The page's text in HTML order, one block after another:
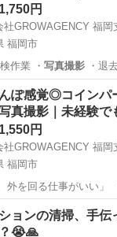
円
社GROWAGENCY 福岡
福岡市
作業 ・ 写真撮影・退去
他 立会い
ぽ感覚◎コインパ
真撮影｜未経験で
円
社GROWAGENCY 福岡
福岡市
外を回る仕事がいい」
お任せするのは、街中の駐車
回って、 🔸料金看板
スタッフ
ョンの清掃、手伝
😭🙏